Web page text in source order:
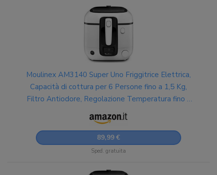
Moulinex AM3140 Super Uno Friggitrice Elettrica,
Capacità di cottura per 6 Persone fino a 1,5 Kg,
Filtro Antiodore, Regolazione Temperatura fino a
190°, Componenti Lavabili in Lavastoviglie, Bianco
89,99 €
Sped. gratuita